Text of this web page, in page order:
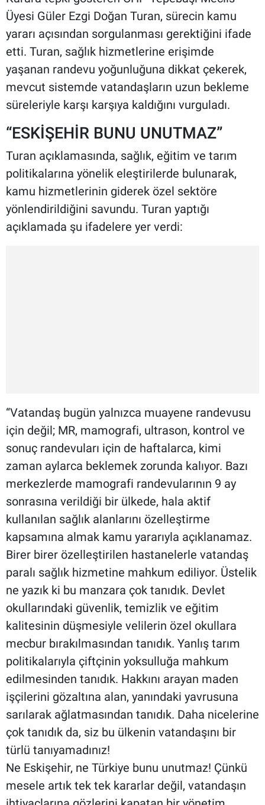
Üyesi Güler Ezgi Doğan Turan, sürecin kamu
yararı açısından sorgulanması gerektiğini ifade
etti. Turan, sağlık hizmetlerine erişimde
yaşanan randevu yoğunluğuna dikkat çekerek,
mevcut sistemde vatandaşların uzun bekleme
süreleriyle karşı karşıya kaldığını vurguladı.
“ESKİŞEHİR BUNU UNUTMAZ”
Turan açıklamasında, sağlık, eğitim ve tarım
politikalarına yönelik eleştirilerde bulunarak,
kamu hizmetlerinin giderek özel sektöre
yönlendirildiğini savundu. Turan yaptığı
açıklamada şu ifadelere yer verdi:
“Vatandaş bugün yalnızca muayene randevusu
için değil; MR, mamografi, ultrason, kontrol ve
sonuç randevuları için de haftalarca, kimi
zaman aylarca beklemek zorunda kalıyor. Bazı
merkezlerde mamografi randevularının 9 ay
sonrasına verildiği bir ülkede, hala aktif
kullanılan sağlık alanlarını özelleştirme
kapsamına almak kamu yararıyla açıklanamaz.
Birer birer özelleştirilen hastanelerle vatandaş
paralı sağlık hizmetine mahkum ediliyor. Üstelik
ne yazık ki bu manzara çok tanıdık. Devlet
okullarındaki güvenlik, temizlik ve eğitim
kalitesinin düşmesiyle velilerin özel okullara
mecbur bırakılmasından tanıdık. Yanlış tarım
politikalarıyla çiftçinin yoksulluğa mahkum
edilmesinden tanıdık. Hakkını arayan maden
işçilerini gözaltına alan, yanındaki yavrusuna
sarılarak ağlatmasından tanıdık. Daha nicelerine
çok tanıdık da, siz bu ülkenin vatandaşını bir
türlü tanıyamadınız!
Ne Eskişehir, ne Türkiye bunu unutmaz! Çünkü
mesele artık tek tek kararlar değil, vatandaşın